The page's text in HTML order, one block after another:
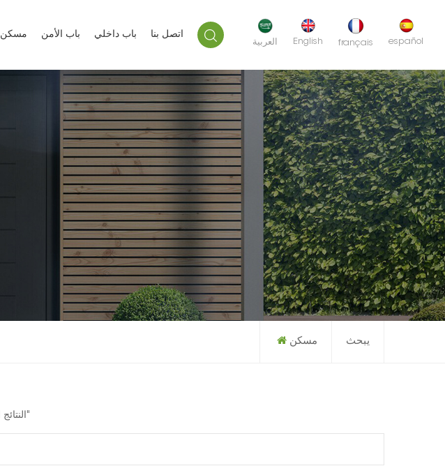
مسكن باب الأمن باب داخلي اتصل بنا
العربية English français español
مسكن يبحث
2 النتائج التي تم العثور عليها ل "أبواب أمان أمامية كلاسيكية"